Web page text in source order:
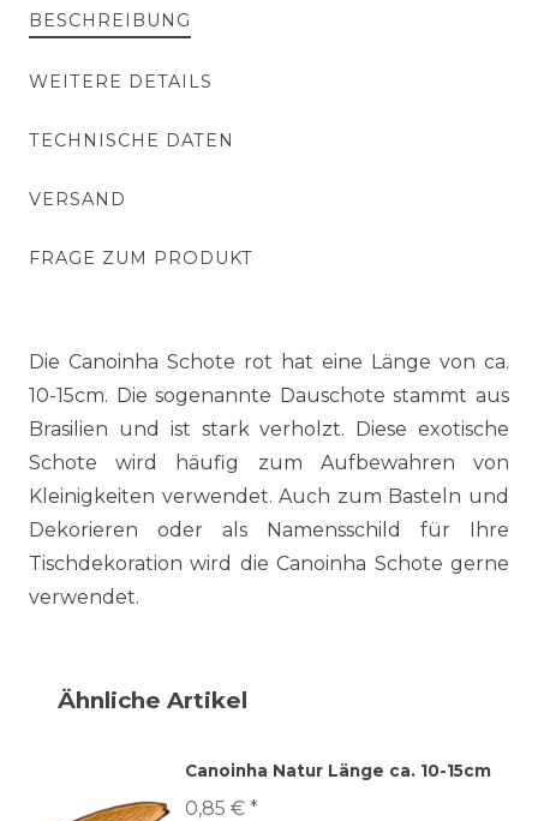
BESCHREIBUNG
WEITERE DETAILS
TECHNISCHE DATEN
VERSAND
FRAGE ZUM PRODUKT
Die Canoinha Schote rot hat eine Länge von ca.
10-15cm. Die sogenannte Dauschote stammt aus
Brasilien und ist stark verholzt. Diese exotische
Schote wird häufig zum Aufbewahren von
Kleinigkeiten verwendet. Auch zum Basteln und
Dekorieren oder als Namensschild für Ihre
Tischdekoration wird die Canoinha Schote gerne
verwendet.
Ähnliche Artikel
Canoinha Natur Länge ca. 10-15cm
0,85 € *